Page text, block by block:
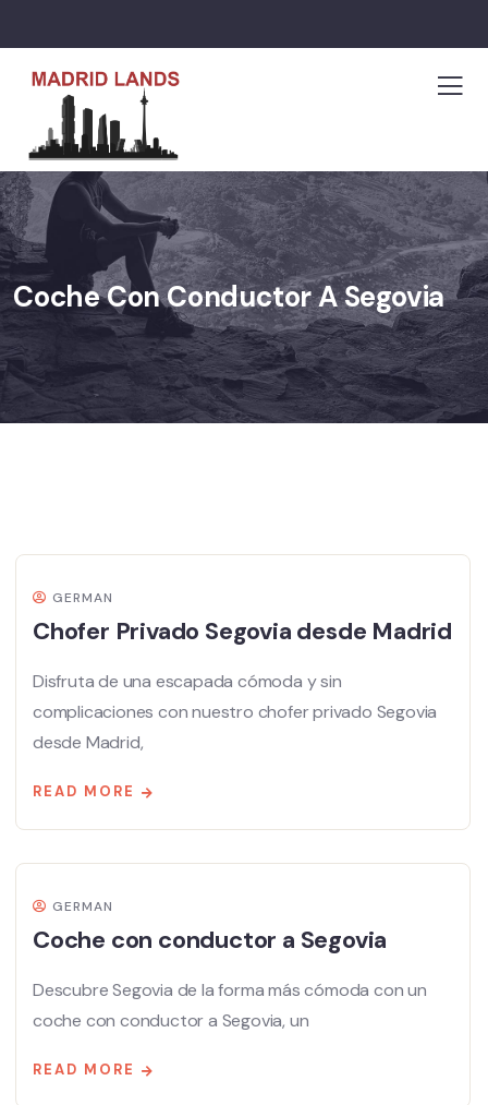
Coche Con Conductor A Segovia
GERMAN
Chofer Privado Segovia desde Madrid
Disfruta de una escapada cómoda y sin
complicaciones con nuestro chofer privado Segovia
desde Madrid,
READ MORE
GERMAN
Coche con conductor a Segovia
Descubre Segovia de la forma más cómoda con un
coche con conductor a Segovia, un
READ MORE